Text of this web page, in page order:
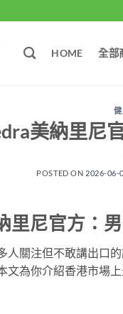
HOME 全部
美納里尼
POSTED ON 2026-06-
里尼官方：
人關注但不敢講出口
文為你介紹香港市場